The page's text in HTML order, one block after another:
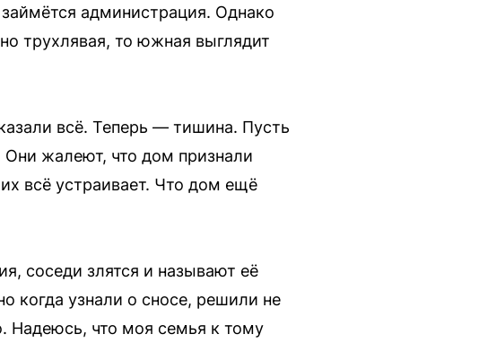
администрация. Однако
трухлявая, то южная выглядит
всё. Теперь — тишина. Пусть
Они жалеют, что дом признали
всё устраивает. Что дом ещё
соседи злятся и называют её
когда узнали о сносе, решили не
Надеюсь, что моя семья к тому